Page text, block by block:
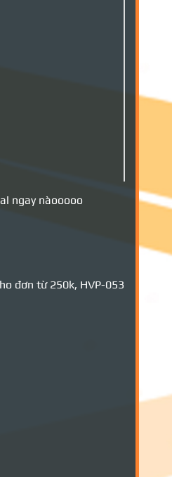
ngay nàooooo
đơn từ 250k, HVP-053